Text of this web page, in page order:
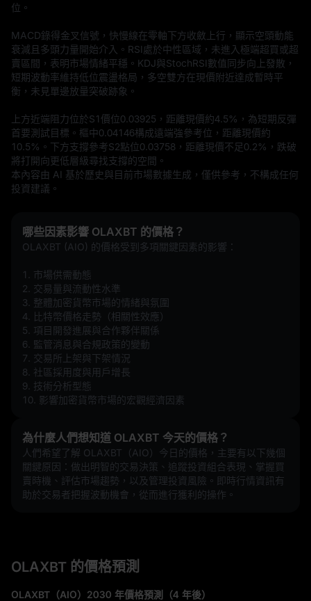
位。
MACD錄得金叉信號，快慢線在零軸下方收斂上行，顯示空頭動能
衰減且多頭力量開始介入。RSI處於中性區域，未進入極端超買或超
賣區間，表明市場情緒平穩。KDJ與StochRSI數值同步向上發散，
短期波動率維持低位震盪格局，多空雙方在現價附近達成暫時平
衡，未見單邊放量突破跡象。
上方近端阻力位於S1價位0.03925，距離現價約4.5%，為短期反彈
首要測試目標。樞中0.04146構成遠端強參考位，距離現價約
10.5%。下方支撐參考S2點位0.03758，距離現價不足0.2%，跌破
將打開向更低層級尋找支撐的空間。
本內容由 AI 基於歷史與目前市場數據生成，僅供參考，不構成任何
投資建議。
哪些因素影響 OLAXBT 的價格？
OLAXBT (AIO) 的價格受到多項關鍵因素的影響：
1. 市場供需動態
2. 交易量與流動性水準
3. 整體加密貨幣市場的情緒與氛圍
4. 比特幣價格走勢（相關性效應）
5. 項目開發進展與合作夥伴關係
6. 監管消息與合規政策的變動
7. 交易所上架與下架情況
8. 社區採用度與用戶增長
9. 技術分析型態
10. 影響加密貨幣市場的宏觀經濟因素
為什麼人們想知道 OLAXBT 今天的價格？
人們希望了解 OLAXBT（AIO）今日的價格，主要有以下幾個
關鍵原因：做出明智的交易決策、追蹤投資組合表現、掌握買
賣時機、評估市場趨勢，以及管理投資風險。即時行情資訊有
助於交易者把握波動機會，從而進行獲利的操作。
OLAXBT 的價格預測
OLAXBT（AIO）2030 年價格預測（4 年後）